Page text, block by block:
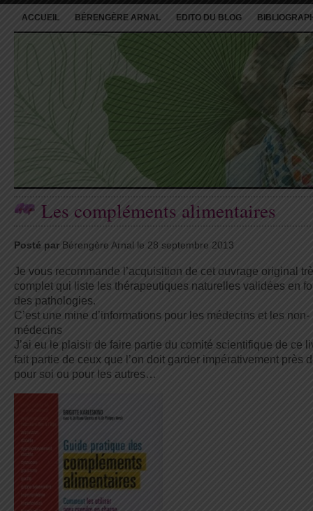
ACCUEIL BÉRENGÈRE ARNAL EDITO DU BLOG
Les compléments alimentaires
Posté par Bérengère Arnal le 28 septembre 2013
Je vous recommande l’acquisition de cet ouvrage original
complet qui liste les thérapeutiques naturelles validées en
des pathologies.
C’est une mine d’informations pour les médecins et les non-
médecins
J’ai eu le plaisir de faire partie du comité scientifique de ce
fait partie de ceux que l’on doit garder impérativement près
pour soi ou pour les autres…